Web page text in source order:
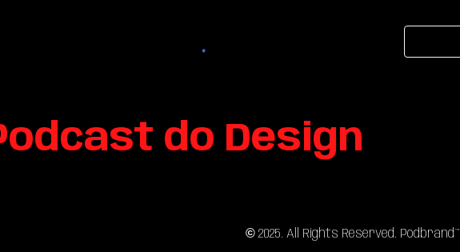
do Design
©2025. All Rights Reserved. Podbrand™